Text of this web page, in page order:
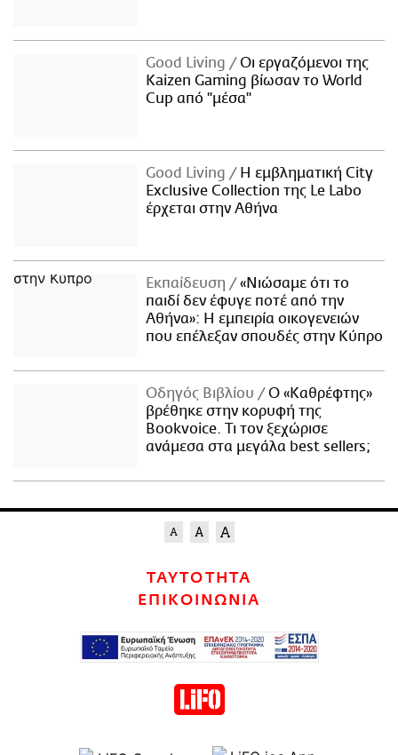
Good Living
Οι εργαζόμενοι της
Kaizen Gaming βίωσαν το World
Cup από "μέσα"
Good Living
Η εμβληματική City
Exclusive Collection της Le Labo
έρχεται στην Αθήνα
Εκπαίδευση
«Νιώσαμε ότι το
παιδί δεν έφυγε ποτέ από την
Αθήνα»: Η εμπειρία οικογενειών
που επέλεξαν σπουδές στην Κύπρο
Οδηγός Βιβλίου
Ο «Καθρέφτης»
βρέθηκε στην κορυφή της
Bookvoice. Τι τον ξεχώρισε
ανάμεσα στα μεγάλα best sellers;
ΤΑΥΤΟΤΗΤΑ
ΕΠΙΚΟΙΝΩΝΙΑ